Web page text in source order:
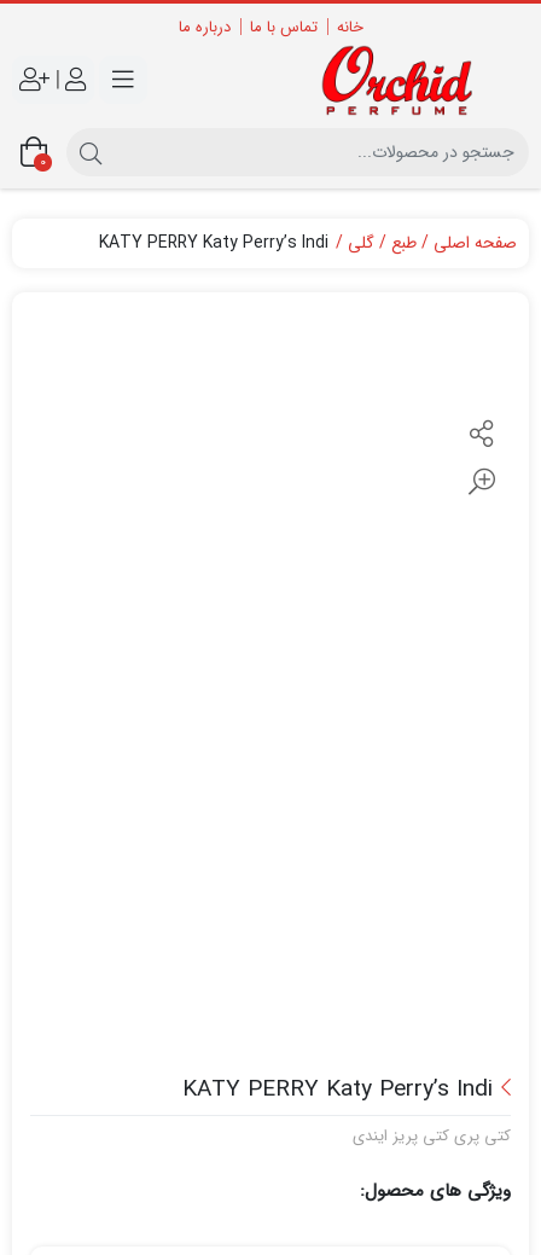
خانه تماس با ما درباره ما
|
0
صفحه اصلی طبع گلی KATY PERRY Katy Perry’s Indi
KATY PERRY Katy Perry’s Indi
کتی پری کتی پریز ایندی
ویژگی های محصول: